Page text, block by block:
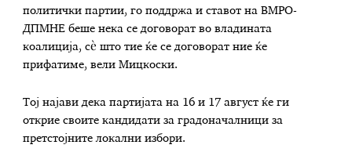
политички партии, го поддржа и ставот на ВМРО-
ДПМНЕ беше нека се договорат во владината
коалиција, сè што тие ќе се договорат ние ќе
прифатиме, вели Мицкоски.
Тој најави дека партијата на 16 и 17 август ќе ги
открие своите кандидати за градоначалници за
претстојните локални избори.